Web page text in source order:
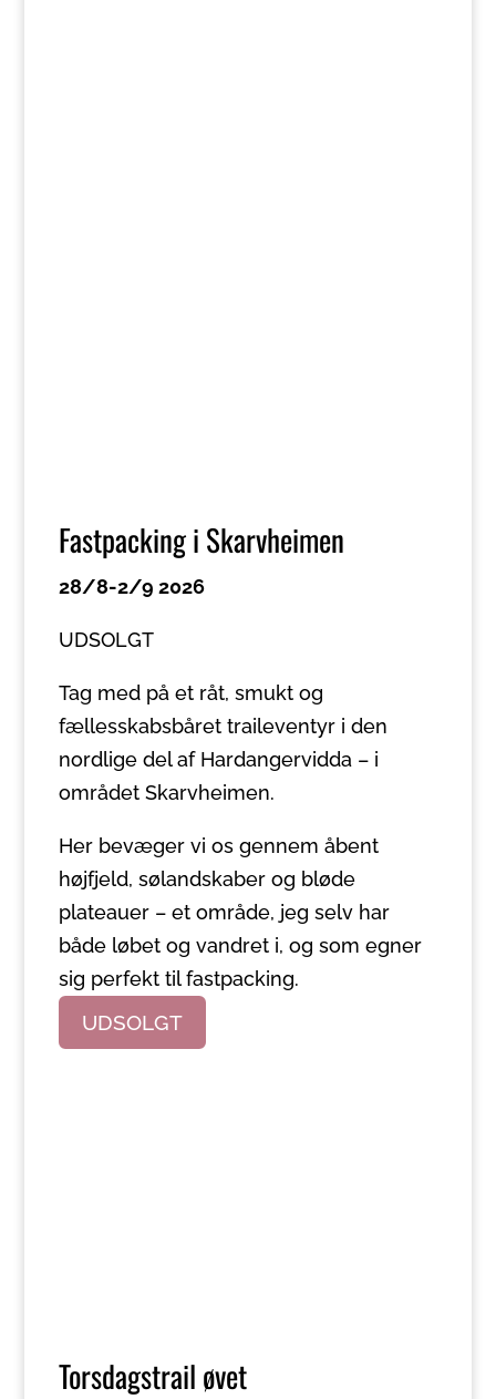
Fastpacking i Skarvheimen
28/8-2/9 2026
UDSOLGT
Tag med på et råt, smukt og
fællesskabsbåret traileventyr i den
nordlige del af Hardangervidda – i
området Skarvheimen.
Her bevæger vi os gennem åbent
højfjeld, sølandskaber og bløde
plateauer – et område, jeg selv har
både løbet og vandret i, og som egner
sig perfekt til fastpacking.
UDSOLGT
Torsdagstrail øvet